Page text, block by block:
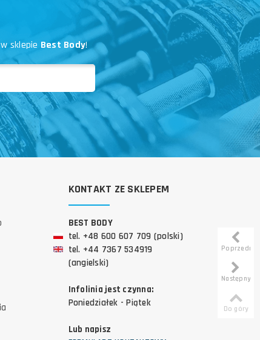
w sklepie Best Body!
KONTAKT ZE SKLEPEM
BEST BODY
tel. +48 600 607 709 (polski)
tel. +44 7367 534919
(angielski)
Infolinia jest czynna:
Poniedziałek - Piątek
Lub napisz
Poprzedni
Następny
Do góry